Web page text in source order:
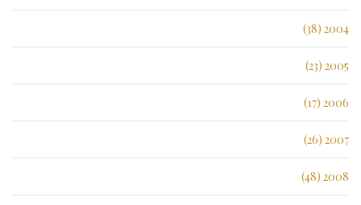
2004 (38)
2005 (23)
2006 (17)
2007 (26)
2008 (48)